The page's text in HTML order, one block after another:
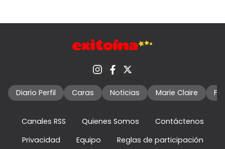
Diario Perfil Caras Noticias Marie Claire
Canales RSS Quienes Somos
Contáctenos
Privacidad
Equipo Reglas de participación